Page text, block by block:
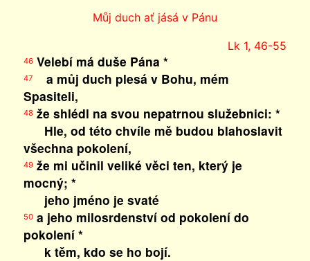
Můj duch ať jásá v Pánu
Lk 1, 46-55
46Velebí má duše Pána *
47a můj duch plesá v Bohu, mém
Spasiteli,
48 že shlédl na svou nepatrnou služebnici: *
Hle, od této chvíle mě budou blahoslavit
všechna pokolení,
49že mi učinil veliké věci ten, který je
mocný; *
jeho jméno je svaté
50a jeho milosrdenství od pokolení do
pokolení *
k těm, kdo se ho bojí.